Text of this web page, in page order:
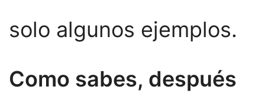
solo algunos ejemplos.
Como sabes, después